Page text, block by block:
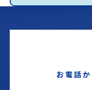
お電話